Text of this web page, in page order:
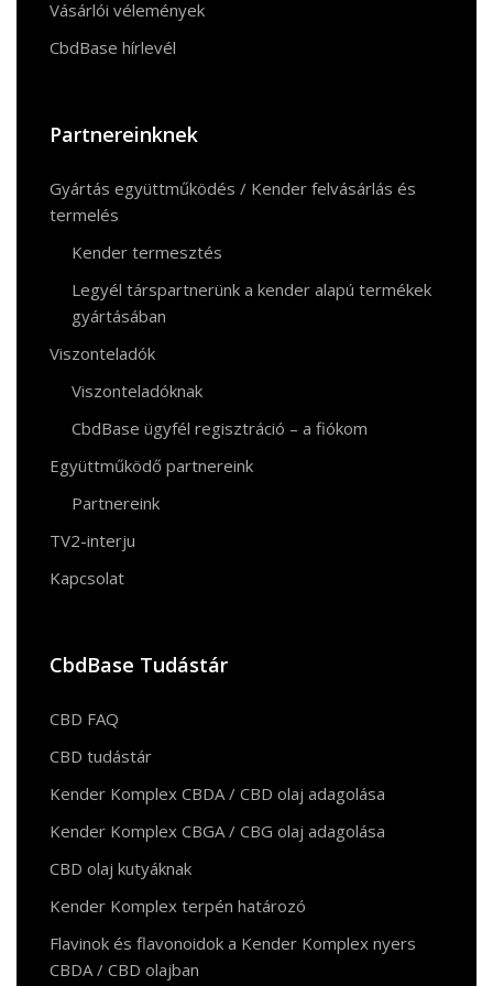
Vásárlói vélemények
CbdBase hírlevél
Partnereinknek
Gyártás együttműködés / Kender felvásárlás és
termelés
Kender termesztés
Legyél társpartnerünk a kender alapú termékek
gyártásában
Viszonteladók
Viszonteladóknak
CbdBase ügyfél regisztráció – a fiókom
Együttműködő partnereink
Partnereink
TV2-interju
Kapcsolat
CbdBase Tudástár
CBD FAQ
CBD tudástár
Kender Komplex CBDA / CBD olaj adagolása
Kender Komplex CBGA / CBG olaj adagolása
CBD olaj kutyáknak
Kender Komplex terpén határozó
Flavinok és flavonoidok a Kender Komplex nyers
CBDA / CBD olajban